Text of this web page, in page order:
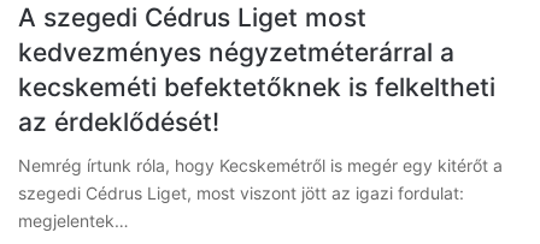
A szegedi Cédrus Liget most
kedvezményes négyzetméterárral a
kecskeméti befektetőknek is felkeltheti
az érdeklődését!
Nemrég írtunk róla, hogy Kecskemétről is megér egy kitérőt a
szegedi Cédrus Liget, most viszont jött az igazi fordulat:
megjelentek…